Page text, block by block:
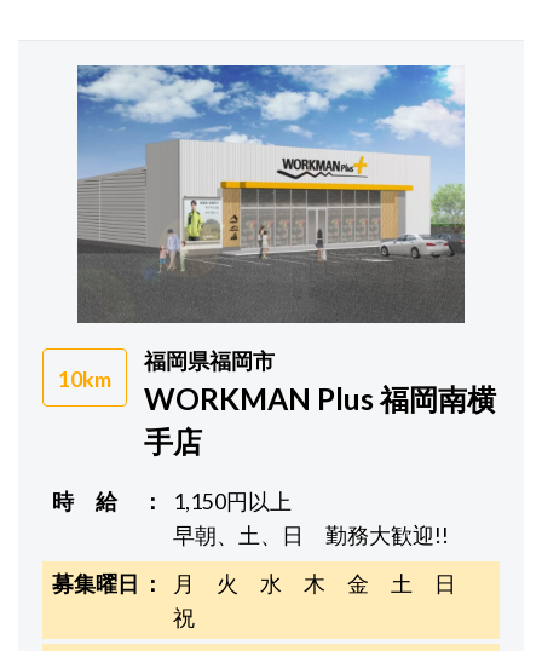
10km
福岡県福岡市
WORKMAN Plus 福岡南横
手店
時 給
1,150円以上
早朝、土、日 勤務大歓迎!!
募集曜日
月 火 水 木 金 土 日
祝